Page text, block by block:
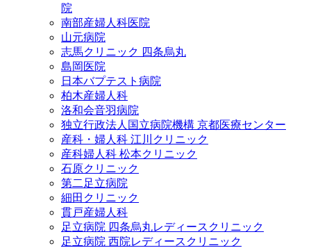
院
南部産婦人科医院
山元病院
志馬クリニック 四条烏丸
島岡医院
日本バプテスト病院
柏木産婦人科
洛和会音羽病院
独立行政法人国立病院機構 京都医療センター
産科・婦人科 江川クリニック
産科婦人科 松本クリニック
石原クリニック
第二足立病院
細田クリニック
貫戸産婦人科
足立病院 四条烏丸レディースクリニック
足立病院 西院レディースクリニック